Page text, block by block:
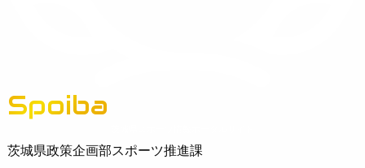
Spoiba
茨城県政策企画部スポーツ推進課